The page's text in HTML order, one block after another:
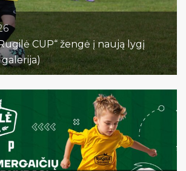
CUP“ žengė į naują lygį